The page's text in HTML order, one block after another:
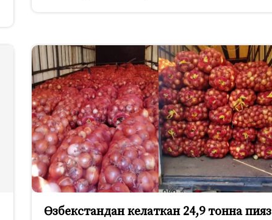
Өзбекстандан келаткан 24,9 тонна пияз